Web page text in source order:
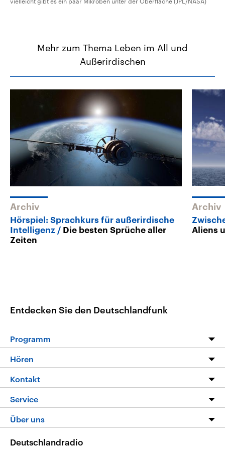
Mehr zum Thema Leben im All und
Außerirdischen
Archiv
Hörspiel: Sprachkurs für außerirdische
Intelligenz
Die besten Sprüche aller
Zeiten
Archiv
Aliens
Entdecken Sie den Deutschlandfunk
Programm
Programm
Die Nachrichten
Nachrichtenleicht
Neue Beiträge auf dlf.de
Hören
Livestream
Podcasts
Deutschlandfunk App
Nachrichten App
Kontakt
Hörerservice
Service
FAQ
Über uns
Deutschlandradio